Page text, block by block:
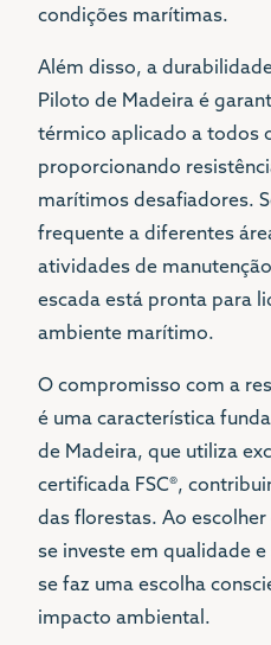
condições marítimas.
Além disso, a
Piloto de Madeira é
térmico aplicado a todos
proporcionando
marítimos desafiadores.
frequente a diferentes
atividades de
escada está pronta para
ambiente marítimo.
O compromisso com a
é uma característica
de Madeira, que utiliza
certificada FSC®,
das florestas. Ao
se investe em qualidade
se faz uma escolha
impacto ambiental.